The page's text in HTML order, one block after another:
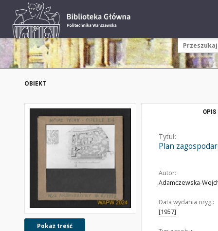
OBIEKT
Pokaż treść
OPIS
Tytuł:
Plan
Autor:
Adamczewska-
Data wydania oryg.:
[1957]